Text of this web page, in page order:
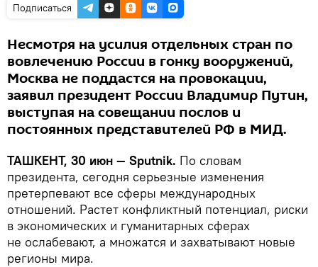
Подписаться
Несмотря на усилия отдельных стран по
вовлечению России в гонку вооружений,
Москва не поддастся на провокации,
заявил президент России Владимир Путин,
выступая на совещании послов и
постоянных представителей РФ в МИД.
ТАШКЕНТ, 30 июн — Sputnik. По словам
президента, сегодня серьезные изменения
претерпевают все сферы международных
отношений. Растет конфликтный потенциал, риски
в экономических и гуманитарных сферах
не ослабевают, а множатся и захватывают новые
регионы мира.